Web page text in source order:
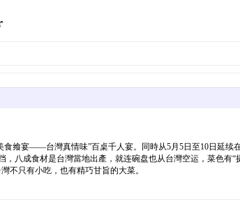
飨宴——台灣真情味”百桌千人宴。同時从5月5日至10日延续
八成食材是台灣當地出產，就连碗盘也从台灣空运，菜色有“
不只有小吃，也有精巧甘旨的大菜。